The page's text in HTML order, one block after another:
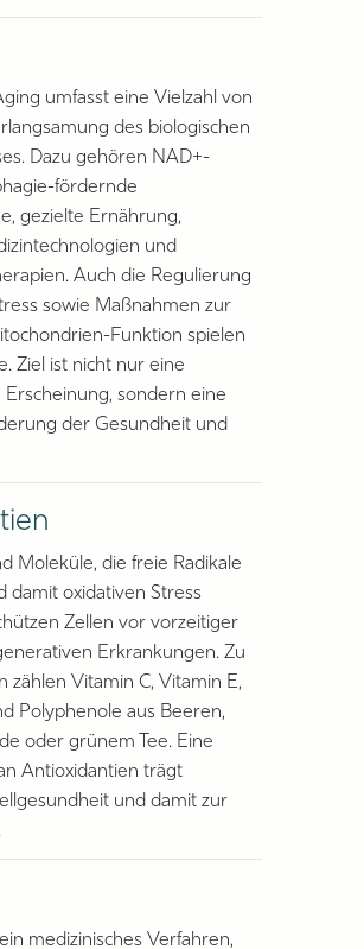
umfasst eine Vielzahl von
des biologischen
Dazu gehören NAD+-
fördernde
gezielte Ernährung,
und
Auch die Regulierung
sowie Maßnahmen zur
Funktion spielen
Ziel ist nicht nur eine
sondern eine
der Gesundheit und
Moleküle, die freie Radikale
damit oxidativen Stress
Zellen vor vorzeitiger
Erkrankungen. Zu
zählen Vitamin C, Vitamin E,
Polyphenole aus Beeren,
oder grünem Tee. Eine
Antioxidantien trägt
und damit zur
medizinisches Verfahren,